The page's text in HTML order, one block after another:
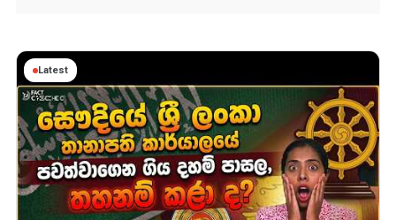
Latest